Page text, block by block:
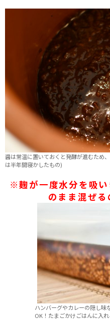
醤は常温に置いておくと発酵が進むため
は半年間寝かしたもの)
※麹が一度水分を吸い
のまま混ぜる
ハンバーグやカレーの隠し味
OK！たまごかけごはんに入れ